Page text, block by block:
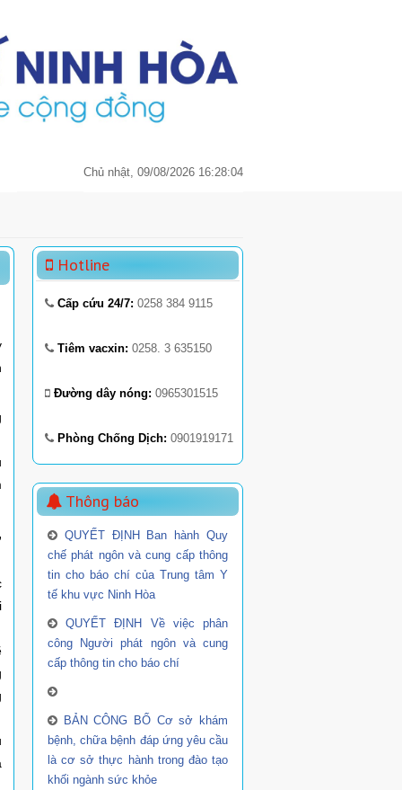
Chủ nhật, 09/08/2026 16:28:04
Hotline
Cấp cứu 24/7: 0258 384 9115
Tiêm vacxin: 0258. 3 635150
Đường dây nóng: 0965301515
Phòng Chống Dịch: 0901919171
Thông báo
QUYẾT ĐỊNH Ban hành Quy
chế phát ngôn và cung cấp thông
tin cho báo chí của Trung tâm Y
tế khu vực Ninh Hòa
QUYẾT ĐỊNH Về việc phân
công Người phát ngôn và cung
cấp thông tin cho báo chí
BẢN CÔNG BỐ Cơ sở khám
bệnh, chữa bệnh đáp ứng yêu cầu
là cơ sở thực hành trong đào tạo
khối ngành sức khỏe